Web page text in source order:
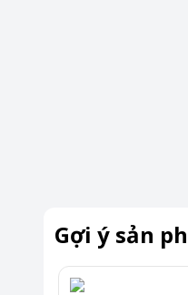
Gợi ý sản